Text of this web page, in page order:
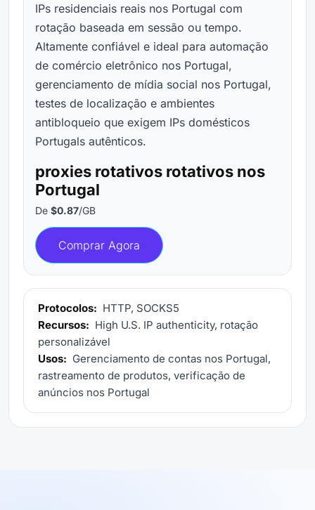
IPs residenciais reais nos Portugal com
rotação baseada em sessão ou tempo.
Altamente confiável e ideal para automação
de comércio eletrônico nos Portugal,
gerenciamento de mídia social nos Portugal,
testes de localização e ambientes
antibloqueio que exigem IPs domésticos
Portugals autênticos.
proxies rotativos rotativos nos
Portugal
De $0.87/GB
Comprar Agora
Protocolos: HTTP, SOCKS5
Recursos: High U.S. IP authenticity, rotação
personalizável
Usos: Gerenciamento de contas nos Portugal,
rastreamento de produtos, verificação de
anúncios nos Portugal